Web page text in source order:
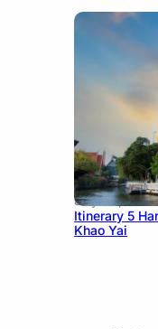
July 20, 2026
Itinerary 5
Khao Yai